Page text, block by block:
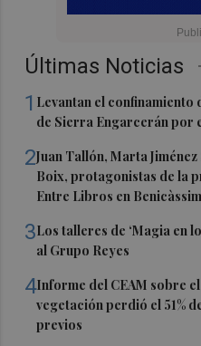
Últimas Noticias
1 Levantan el confinamiento
de Sierra Engarcerán por
2Juan Tallón, Marta
Boix, protagonistas de la
Entre Libros en Benicàssim
3Los talleres de ‘Magia en
al Grupo Reyes
4Informe del CEAM sobre
vegetación perdió el 51%
previos